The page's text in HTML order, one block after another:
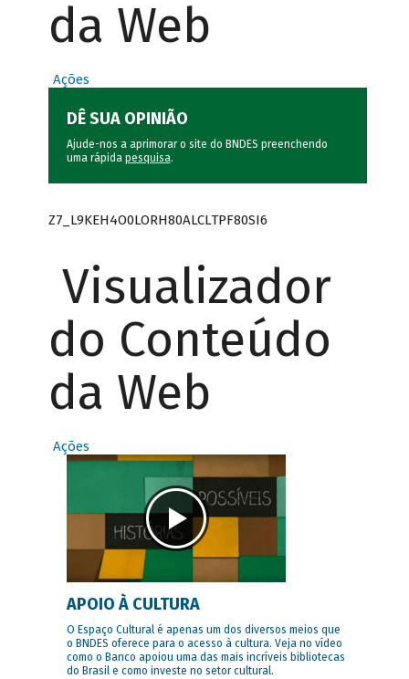
da Web
Ações
DÊ SUA OPINIÃO
Ajude-nos a aprimorar o site do BNDES preenchendo
uma rápida pesquisa.
Z7_L9KEH4O0LORH80ALCLTPF80SI6
Visualizador
do Conteúdo
da Web
Ações
APOIO À CULTURA
O Espaço Cultural é apenas um dos diversos meios que
o BNDES oferece para o acesso à cultura. Veja no vídeo
como o Banco apoiou uma das mais incríveis bibliotecas
do Brasil e como investe no setor cultural.